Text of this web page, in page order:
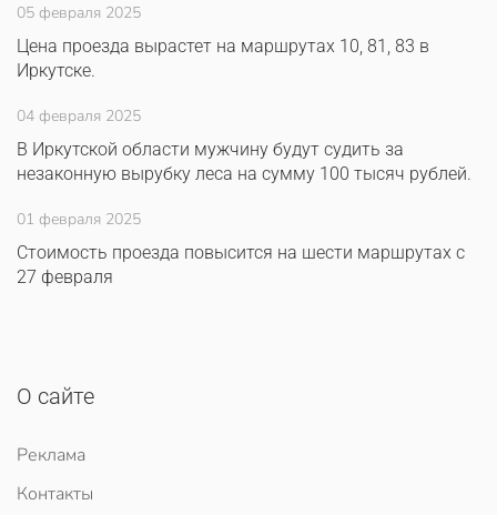
05 февраля 2025
Цена проезда вырастет на маршрутах 10, 81, 83 в
Иркутске.
04 февраля 2025
В Иркутской области мужчину будут судить за
незаконную вырубку леса на сумму 100 тысяч рублей.
01 февраля 2025
Стоимость проезда повысится на шести маршрутах с
27 февраля
О сайте
Реклама
Контакты